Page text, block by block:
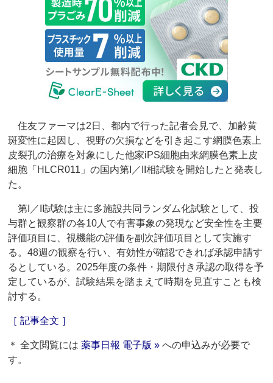
住友ファーマは2日、都内で行った記者会見で、加齢黄
斑変性に起因し、視野の欠損などを引き起こす網膜色素上
皮裂孔の治療を対象にした他家iPS細胞由来網膜色素上皮
細胞「HLCR011」の国内第I／II相試験を開始したと発表し
た。
第I／II試験は主に多施設共同ランダム化試験として、投
与群と観察群の各10人で有害事象の発現など安全性を主要
評価項目に、視機能の評価を副次評価項目として実施す
る。48週の観察を行い、有効性が確認できれば承認申請す
るとしている。2025年度の条件・期限付き承認の取得を予
定しているが、試験結果を踏まえて時期を見直すことも検
討する。
［ 記事全文 ］
＊ 全文閲覧には薬事日報 電子版 » への申込みが必要で
す。